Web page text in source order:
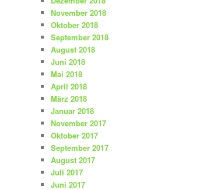
November 2018
Oktober 2018
September 2018
August 2018
Juni 2018
Mai 2018
April 2018
März 2018
Januar 2018
November 2017
Oktober 2017
September 2017
August 2017
Juli 2017
Juni 2017